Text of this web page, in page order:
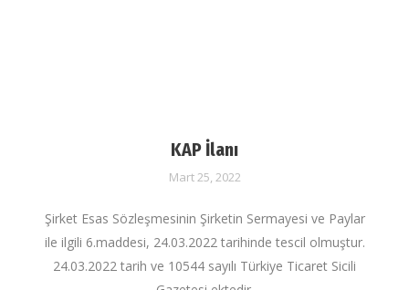
KAP İlanı
Mart 25, 2022
Şirket Esas Sözleşmesinin Şirketin Sermayesi ve Paylar
ile ilgili 6.maddesi, 24.03.2022 tarihinde tescil olmuştur.
24.03.2022 tarih ve 10544 sayılı Türkiye Ticaret Sicili